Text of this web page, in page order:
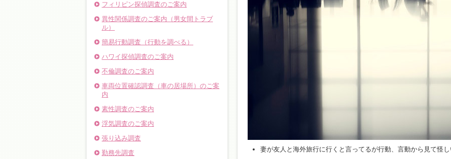
妻が友人と海外旅行に行くと言ってるが行動、言動から見て怪
フィリピン探偵調査のご案内
異性関係調査のご案内（男女間トラブ
ル）
簡易行動調査（行動を調べる）
ハワイ探偵調査のご案内
不倫調査のご案内
車両位置確認調査（車の居場所）のご案
内
素性調査のご案内
浮気調査のご案内
張り込み調査
勤務先調査